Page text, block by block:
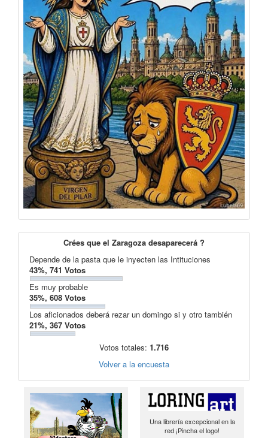
Crées que el Zaragoza desaparecerá ?
Depende de la pasta que le inyecten las Intituciones
43%, 741 Votos
Es muy probable
35%, 608 Votos
Los aficionados deberá rezar un domingo si y otro también
21%, 367 Votos
Votos totales: 1.716
Volver a la encuesta
Una librería excepcional en la
red ¡Pincha el logo!